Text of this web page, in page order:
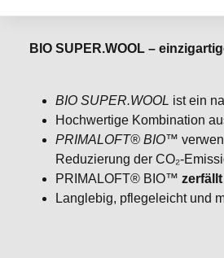
BIO SUPER.WOOL –
BIO SUPER.WOOL ist ein
Hochwertige Kombination
PRIMALOFT® BIO™
Reduzierung der
PRIMALOFT® BIO™
Langlebig, pflegeleicht und